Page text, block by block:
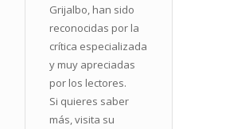
Grijalbo, han sido
reconocidas por la
crítica especializada
y muy apreciadas
por los lectores.
Si quieres saber
más, visita su